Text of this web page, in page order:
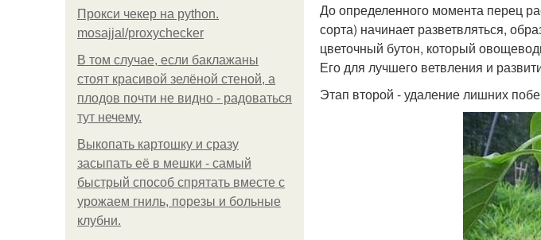
Прокси чекер на python.
mosajjal/proxychecker
В том случае, если баклажаны
стоят красивой зелёной стеной, а
плодов почти не видно - радоваться
тут нечему.
Выкопать картошку и сразу
засыпать её в мешки - самый
быстрый способ спрятать вместе с
урожаем гниль, порезы и больные
клубни.
До определенного момента перец
сорта) начинает разветвляться,
цветочный бутон, который
Его для лучшего ветвления и
Этап второй - удаление лишних